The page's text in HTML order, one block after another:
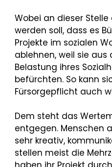
Wobei an dieser
werden soll, dass es
Projekte im sozialen
ablehnen, weil sie
Belastung ihres
befürchten. So kann
Fürsorgepflicht auch
Dem steht das
entgegen. Menschen
sehr kreativ,
stellen meist die